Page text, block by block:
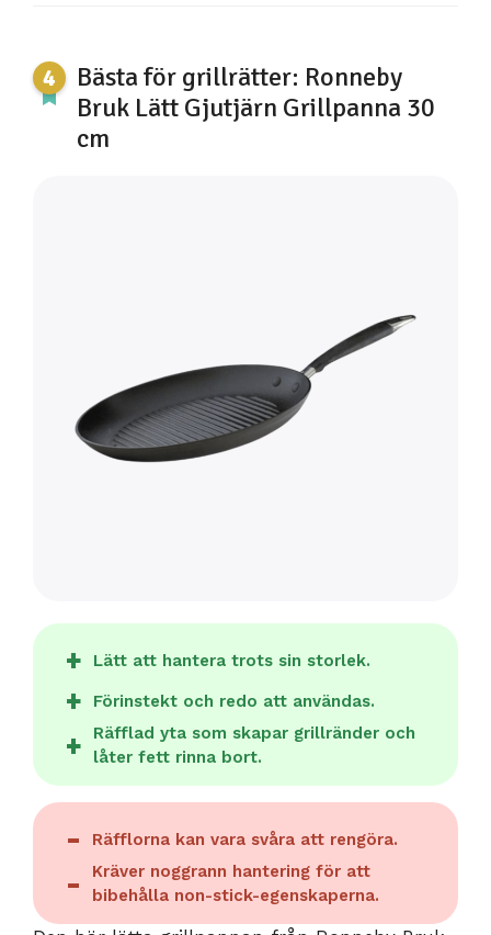
Bästa för grillrätter: Ronneby
Bruk Lätt Gjutjärn Grillpanna 30
cm
Lätt att hantera trots sin storlek.
Förinstekt och redo att användas.
Räfflad yta som skapar grillränder och
låter fett rinna bort.
Räfflorna kan vara svåra att rengöra.
Kräver noggrann hantering för att
bibehålla non-stick-egenskaperna.